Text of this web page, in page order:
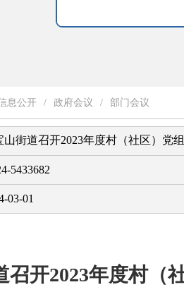
息公开 / 政府会议 / 部门会议
山街道召开2023年度村（社区）党
5433682
03-01
召开2023年度村（